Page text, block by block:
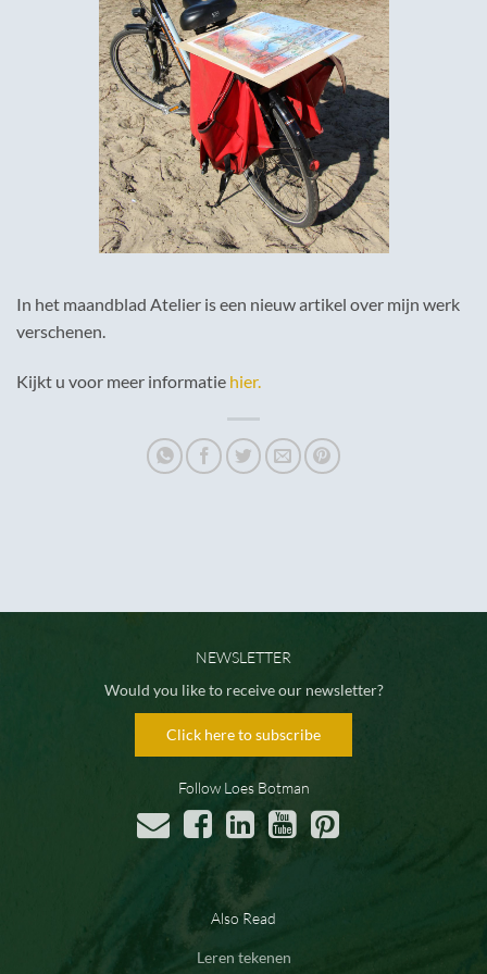
In het maandblad Atelier is een nieuw artikel over mijn werk
verschenen.
Kijkt u voor meer informatie hier.
NEWSLETTER
Would you like to receive our newsletter?
Click here to subscribe
Follow Loes Botman
Also Read
Leren tekenen